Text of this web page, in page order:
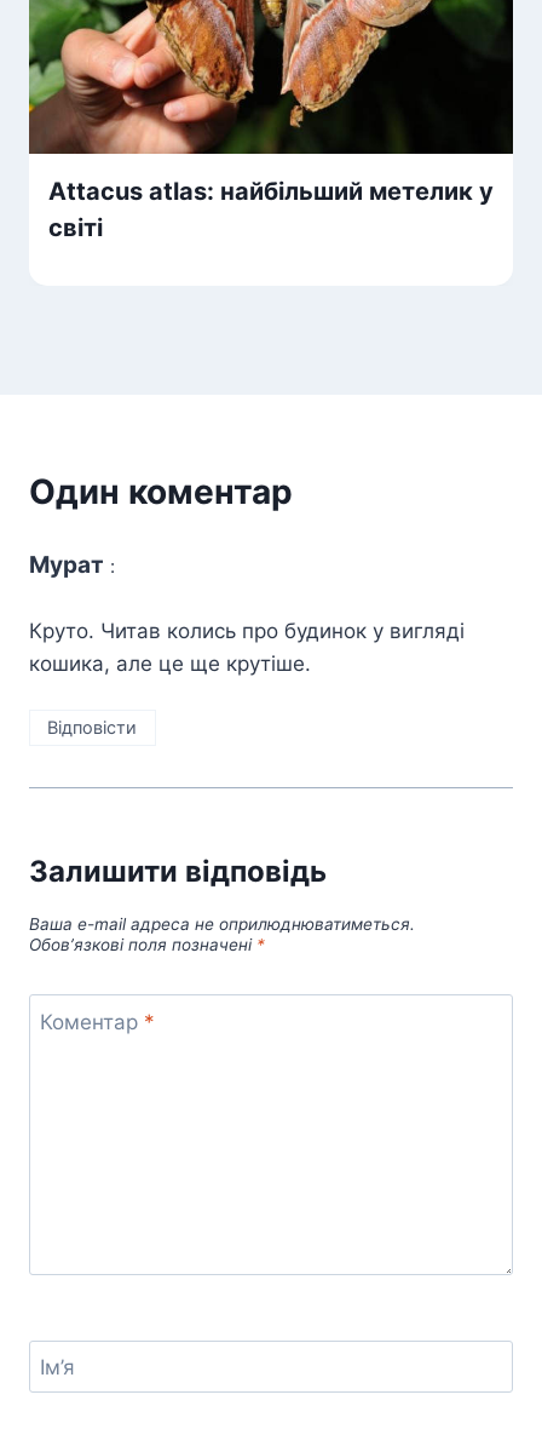
Аttacus atlas: найбільший метелик у
світі
Один коментар
Мурат :
Круто. Читав колись про будинок у вигляді
кошика, але це ще крутіше.
Відповіcти
Залишити відповідь
Ваша e-mail адреса не оприлюднюватиметься.
Обов’язкові поля позначені *
Коментар *
Ім’я